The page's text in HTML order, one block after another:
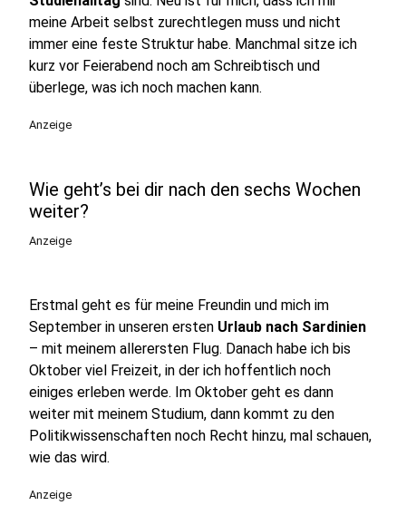
meine Arbeit selbst zurechtlegen muss und nicht
immer eine feste Struktur habe. Manchmal sitze ich
kurz vor Feierabend noch am Schreibtisch und
überlege, was ich noch machen kann.
Anzeige
Wie geht’s bei dir nach den sechs Wochen
weiter?
Anzeige
Erstmal geht es für meine Freundin und mich im
September in unseren ersten Urlaub nach Sardinien
– mit meinem allerersten Flug. Danach habe ich bis
Oktober viel Freizeit, in der ich hoffentlich noch
einiges erleben werde. Im Oktober geht es dann
weiter mit meinem Studium, dann kommt zu den
Politikwissenschaften noch Recht hinzu, mal schauen,
wie das wird.
Anzeige